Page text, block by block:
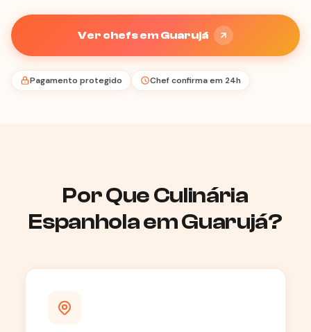
Ver chefs em Guarujá
Pagamento protegido Chef confirma em 24h
Por Que Culinária
Espanhola em Guarujá?